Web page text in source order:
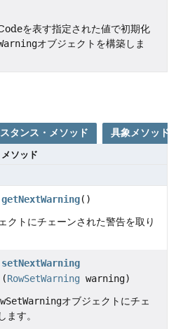
を表す指定された値で初期化
オブジェクトを構築しま
タンス・メソッド 具象メソッド
メソッド
getNextWarning()
クトにチェーンされた警告を取り
setNextWarning
(RowSetWarning warning)
オブジェクトにチェ
ます。